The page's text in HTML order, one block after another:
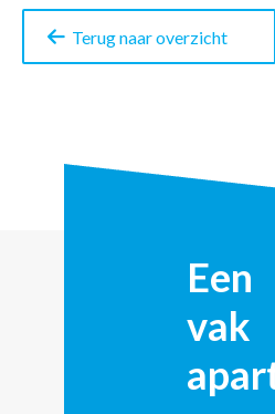
Facebook
Twitter
Terug naar overzicht
Een
vak